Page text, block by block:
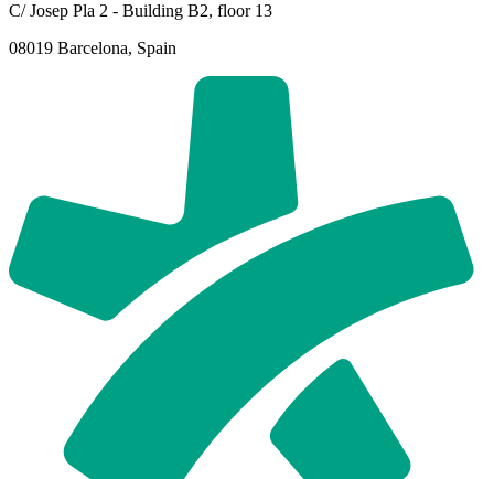
C/ Josep Pla 2 - Building B2, floor 13
08019 Barcelona, Spain